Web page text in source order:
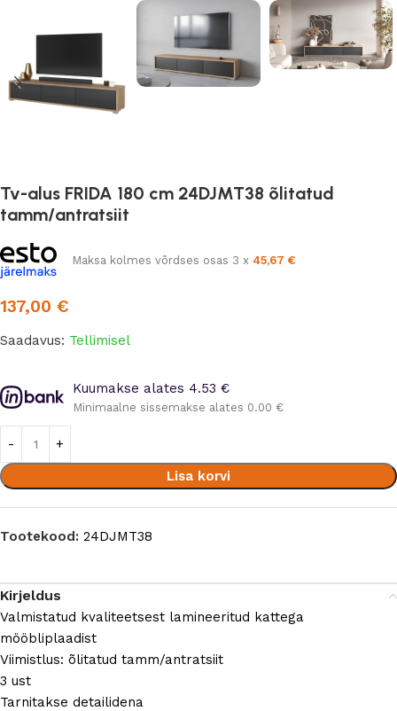
Tv-alus FRIDA 180 cm 24DJMT38 õlitatud
tamm/antratsiit
Maksa kolmes võrdses osas 3 x 45,67€
137,00 €
Saadavus: Tellimisel
Kuumakse alates 4.53 €
Minimaalne sissemakse alates 0.00 €
Lisa korvi
Tootekood: 24DJMT38
Kirjeldus
Valmistatud kvaliteetsest lamineeritud kattega
mööbliplaadist
Viimistlus: õlitatud tamm/antratsiit
3 ust
Tarnitakse detailidena